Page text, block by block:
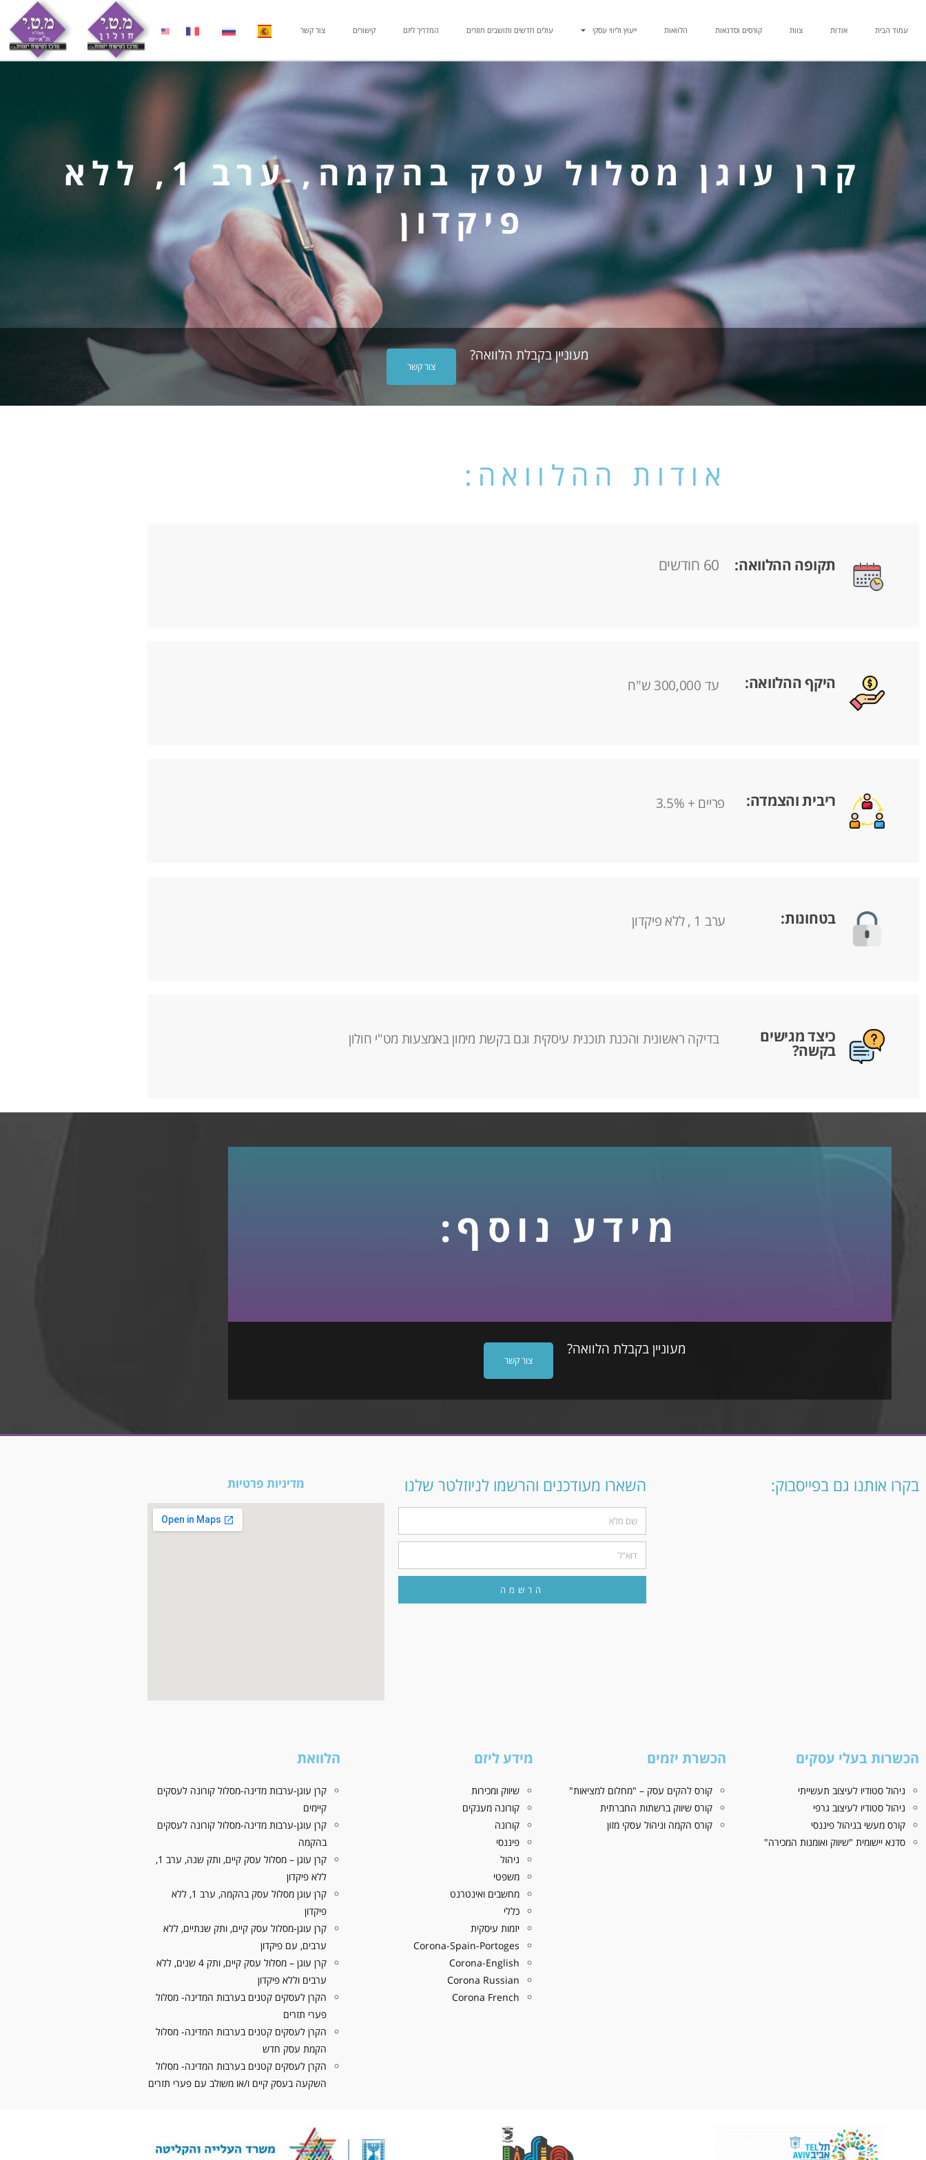
עמוד הבית אודות צוות קורסים וסדנאות הלוואות ייעוץ וליווי עסקי עולים חדשים ותושבים חוזרים המדריך ליזם קישורים צור קשר
קרן עוגן מסלול עסק בהקמה, ערב 1, ללא
פיקדון
מעוניין בקבלת הלוואה?
צור קשר
אודות ההלוואה:
תקופה ההלוואה: 60 חודשים
היקף ההלוואה: עד 300,000 ש"ח
ריבית והצמדה: פריים + 3.5%
בטחונות: ערב 1 , ללא פיקדון
כיצד מגישים
בקשה?
בדיקה ראשונית והכנת תוכנית עיסקית וגם בקשת מימון באמצעות מט"י חולון
מידע נוסף:
מעוניין בקבלת הלוואה?
צור קשר
בקרו אותנו גם בפייסבוק: השארו מעודכנים והרשמו לניוזלטר שלנו
הרשמה
מדיניות פרטיות
הכשרות בעלי עסקים
ניהול סטודיו לעיצוב תעשייתי
ניהול סטודיו לעיצוב גרפי
קורס מעשי בניהול פיננסי
סדנא יישומית "שיווק ואומנות המכירה"
הכשרת יזמים
קורס להקים עסק – "מחלום למציאות"
קורס שיווק ברשתות החברתית
קורס הקמה וניהול עסקי מזון
מידע ליזם
שיווק ומכירות
קורונה מענקים
קורונה
פיננסי
ניהול
משפטי
מחשבים ואינטרנט
כללי
יזמות עיסקית
Corona-Spain-Portoges
Corona-English
Corona Russian
Corona French
הלוואת
קרן עוגן-ערבות מדינה-מסלול קורונה לעסקים
קיימים
קרן עוגן-ערבות מדינה-מסלול קורונה לעסקים
בהקמה
קרן עוגן – מסלול עסק קיים, ותק שנה, ערב 1,
ללא פיקדון
קרן עוגן מסלול עסק בהקמה, ערב 1, ללא
פיקדון
קרן עוגן-מסלול עסק קיים, ותק שנתיים, ללא
ערבים, עם פיקדון
קרן עוגן – מסלול עסק קיים, ותק 4 שנים, ללא
ערבים וללא פיקדון
הקרן לעסקים קטנים בערבות המדינה- מסלול
פערי תזרים
הקרן לעסקים קטנים בערבות המדינה- מסלול
הקמת עסק חדש
הקרן לעסקים קטנים בערבות המדינה- מסלול
השקעה בעסק קיים ו/או משולב עם פערי תזרים